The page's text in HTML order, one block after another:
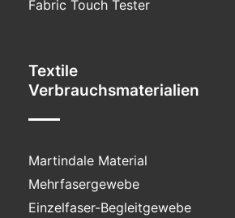
Fabric Touch Tester
Textile
Verbrauchs­materialien
Martindale Material
Mehrfasergewebe
Einzelfaser-Begleitgewebe